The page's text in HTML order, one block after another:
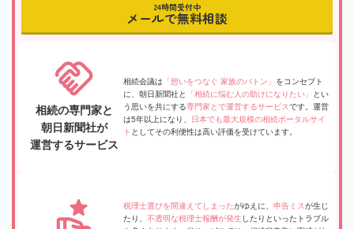
24時間受付中
メールで無料相談
相続の専門家と
朝日新聞社が
運営するサービス
相続会議は 「想いをつなぐ 家族のバトン」 をコンセプト
に、朝日新聞社と
「相続に悩む人の助けになりたい」
とい
う思いを共にする専門家とで運営するサービスです。運営
は5年以上になり、
日本でも最大規模の相続ポータルサイ
ト としてその利便性は高い評価を受けています。
税理士選びを間違えてしまったがゆえに、 申告ミスが生じ
たり、 不透明な税理士報酬が発生 したりといったトラブル